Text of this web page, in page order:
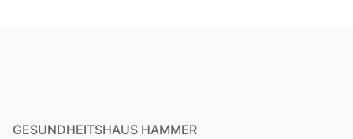
GESUNDHEITSHAUS HAMMER